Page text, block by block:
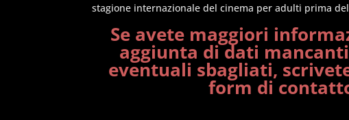
stagione internazionale del cinema per adulti prima
Se avete maggiori
aggiunta di dati
eventuali sbagliati,
form di